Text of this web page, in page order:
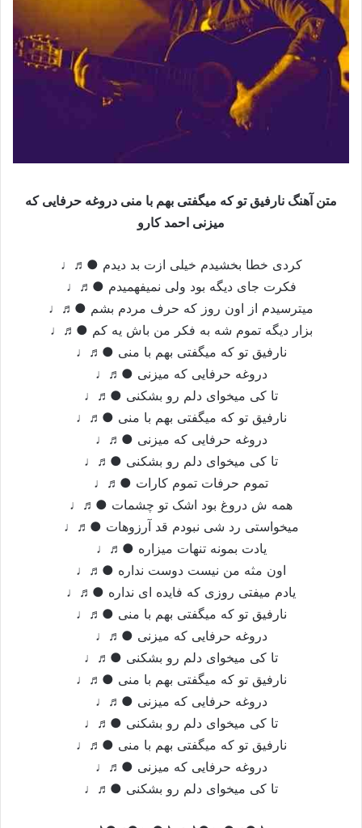
متن آهنگ نارفیق تو که میگفتی بهم با منی دروغه حرفایی که
میزنی احمد کارو
کردی خطا بخشیدم خیلی ازت بد دیدم ●♬♩
فکرت جای دیگه بود ولی نمیفهمیدم ●♬♩
میترسیدم از اون روز که حرف مردم بشم ●♬♩
بزار دیگه تموم شه به فکر من باش یه کم ●♬♩
نارفیق تو که میگفتی بهم با منی ●♬♩
دروغه حرفایی که میزنی ●♬♩
تا کی میخوای دلم رو بشکنی ●♬♩
نارفیق تو که میگفتی بهم با منی ●♬♩
دروغه حرفایی که میزنی ●♬♩
تا کی میخوای دلم رو بشکنی ●♬♩
تموم حرفات تموم کارات ●♬♩
همه ش دروغ بود اشک تو چشمات ●♬♩
میخواستی رد شی نبودم قد آرزوهات ●♬♩
یادت بمونه تنهات میزاره ●♬♩
اون مثه من نیست دوست نداره ●♬♩
یادم میفتی روزی که فایده ای نداره ●♬♩
نارفیق تو که میگفتی بهم با منی ●♬♩
دروغه حرفایی که میزنی ●♬♩
تا کی میخوای دلم رو بشکنی ●♬♩
نارفیق تو که میگفتی بهم با منی ●♬♩
دروغه حرفایی که میزنی ●♬♩
تا کی میخوای دلم رو بشکنی ●♬♩
نارفیق تو که میگفتی بهم با منی ●♬♩
دروغه حرفایی که میزنی ●♬♩
تا کی میخوای دلم رو بشکنی ●♬♩